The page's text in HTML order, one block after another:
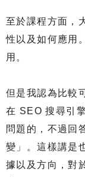
至於課程方面，
性以及如何應用
用。
但是我認為比較
在 SEO 搜尋引
問題的，不過回
變」。這樣講是
據以及方向，對